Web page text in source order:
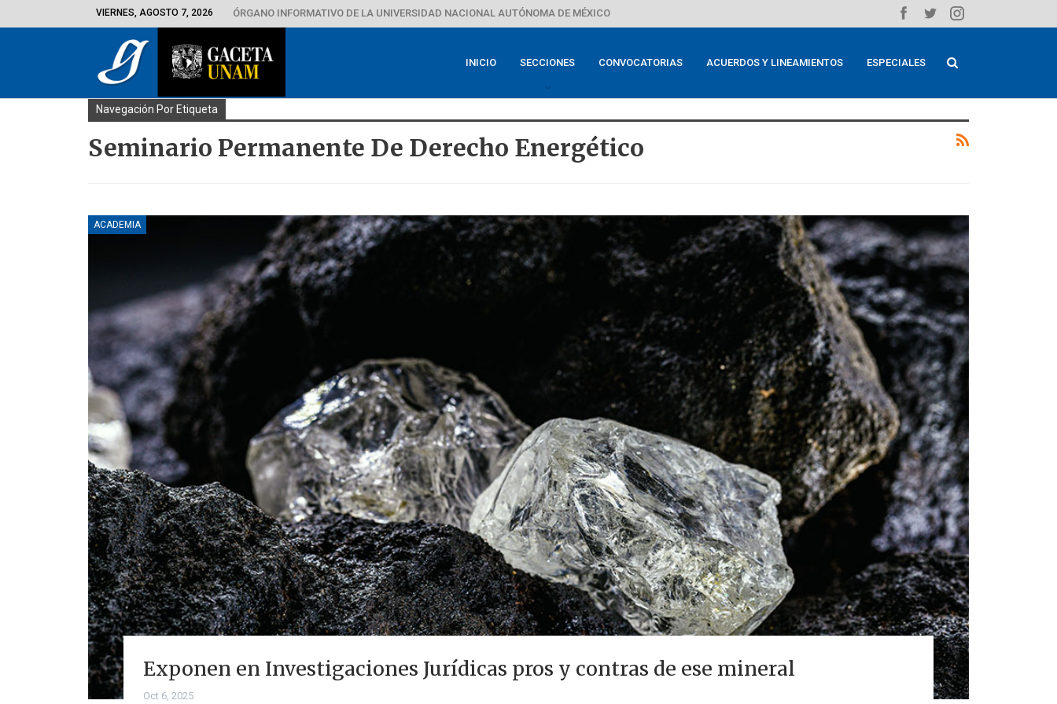
VIERNES, AGOSTO 7, 2026 ÓRGANO INFORMATIVO DE LA UNIVERSIDAD NACIONAL AUTÓNOMA DE MÉXICO
INICIO SECCIONES CONVOCATORIAS ACUERDOS Y LINEAMIENTOS ESPECIALES
Navegación Por Etiqueta
Seminario Permanente De Derecho Energético
ACADEMIA
Exponen en Investigaciones Jurídicas pros y contras de ese mineral
Oct 6, 2025